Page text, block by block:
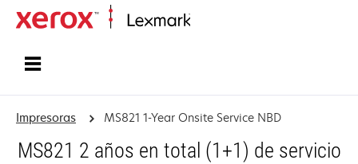
Impresoras MS821 1-Year Onsite Service NBD
MS821 2 años en total (1+1) de servicio